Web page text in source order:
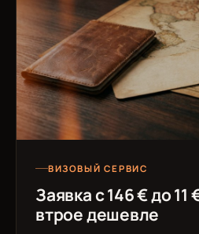
ВИЗОВЫЙ СЕРВИС
Заявка с 146 € до
втрое дешевле